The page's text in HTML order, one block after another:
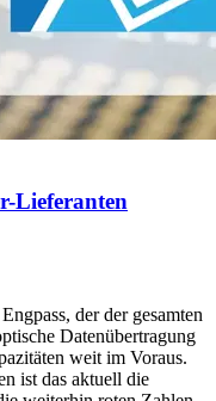
Lieferanten
der der gesamten
Datenübertragung
weit im Voraus.
ist das aktuell die